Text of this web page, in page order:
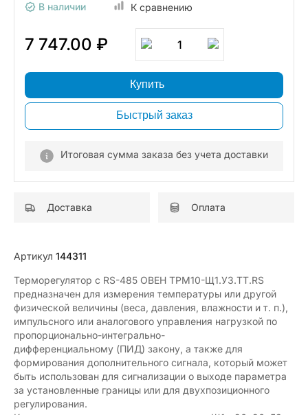
В наличии К сравнению
7 747.00 ₽ 1
Купить
Быстрый заказ
Итоговая сумма заказа без учета доставки
Доставка Оплата
Артикул 144311
Терморегулятор с RS-485 ОВЕН ТРМ10-Щ1.У3.ТТ.RS
предназначен для измерения температуры или другой
физической величины (веса, давления, влажности и т. п.),
импульсного или аналогового управления нагрузкой по
пропорционально-интегрально-
дифференциальному (ПИД) закону, а также для
формирования дополнительного сигнала, который может
быть использован для сигнализации о выходе параметра
за установленные границы или для двухпозиционного
регулирования.